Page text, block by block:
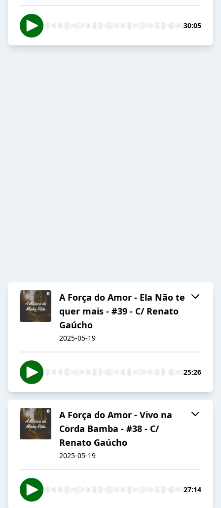
30:05
A Força do Amor - Ela Não te
quer mais - #39 - C/ Renato
Gaúcho
2025-05-19
25:26
A Força do Amor - Vivo na
Corda Bamba - #38 - C/
Renato Gaúcho
2025-05-19
27:14